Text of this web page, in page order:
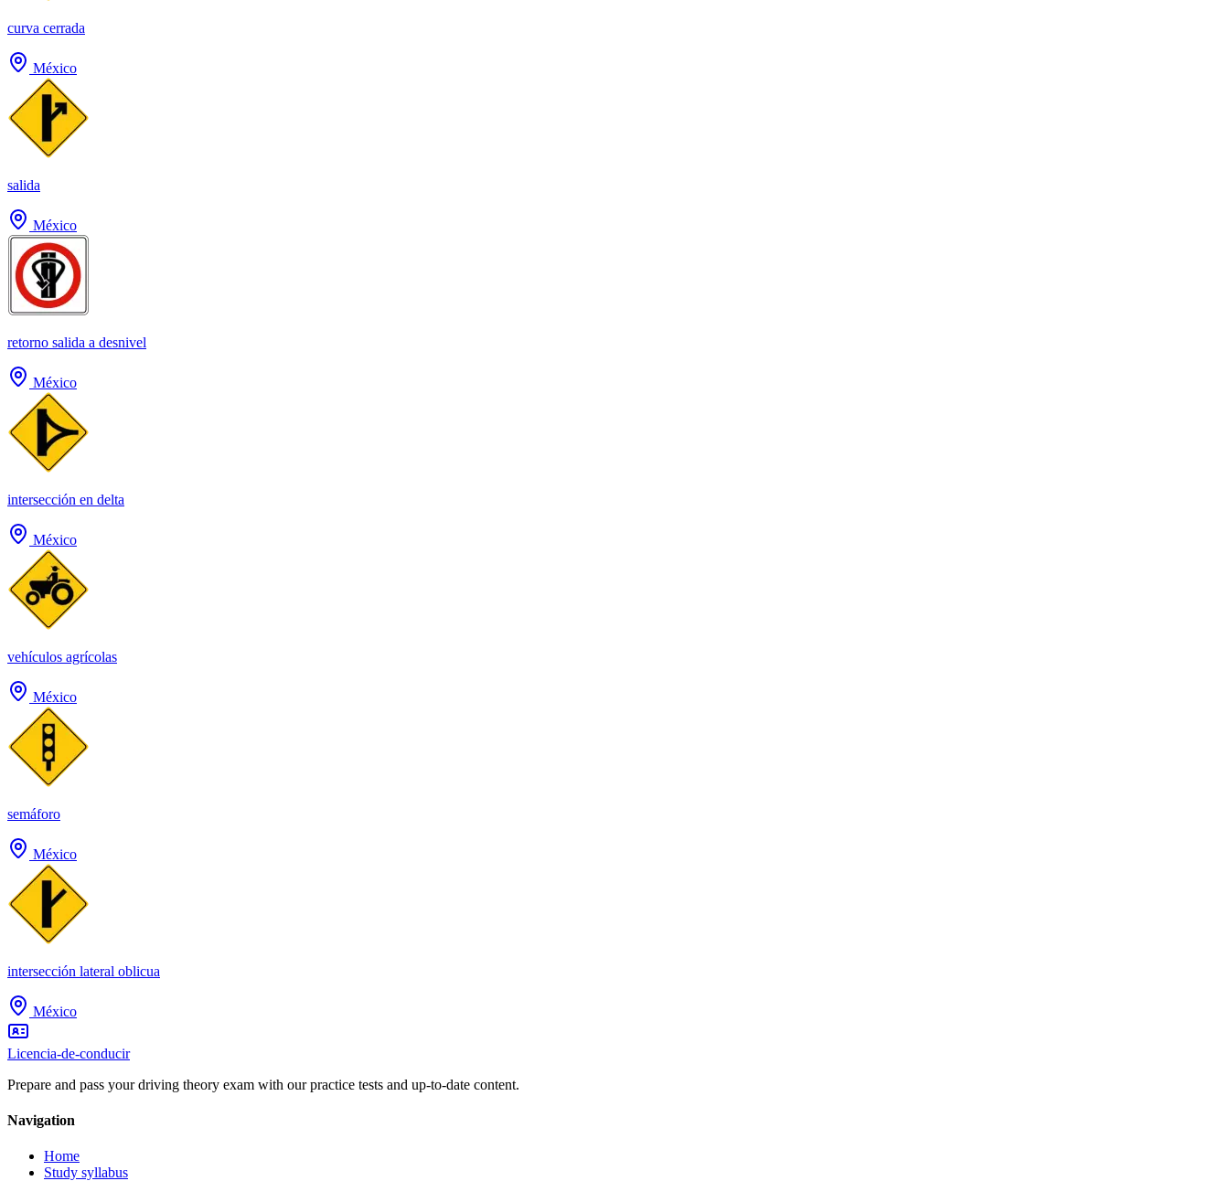
curva cerrada
México
salida
México
retorno salida a desnivel
México
intersección en delta
México
vehículos agrícolas
México
semáforo
México
intersección lateral oblicua
México
Licencia-de-conducir
Prepare and pass your driving theory exam with our practice tests and up-to-date content.
Navigation
Home
Study syllabus